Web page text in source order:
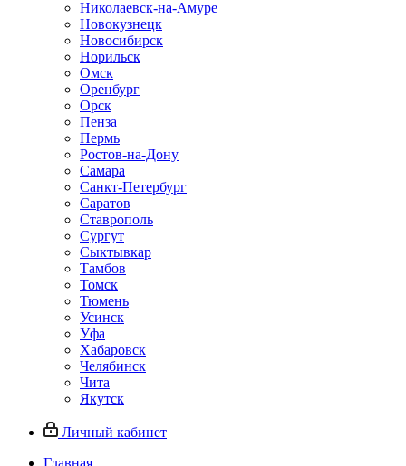
Николаевск-на-Амуре
Новокузнецк
Новосибирск
Норильск
Омск
Оренбург
Орск
Пенза
Пермь
Ростов-на-Дону
Самара
Санкт-Петербург
Саратов
Ставрополь
Сургут
Сыктывкар
Тамбов
Томск
Тюмень
Усинск
Уфа
Хабаровск
Челябинск
Чита
Якутск
Личный кабинет
Главная